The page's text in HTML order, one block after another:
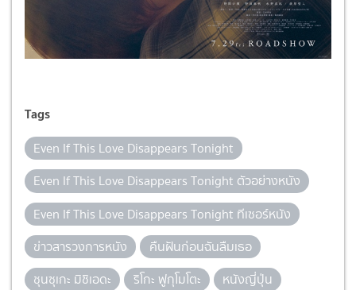
Tags
Even If This Love Disappears Tonight
Even If This Love Disappears Tonight ตัวอย่างหนัง
Even If This Love Disappears Tonight ทีเซอร์หนัง
ข่าวสารวงการหนัง
คืนฝันก่อนฉันลืมเธอ
ชุนซุเกะ มิชิเอดะ
ริโกะ ฟูกุโมโตะ
หนังญี่ปุ่น